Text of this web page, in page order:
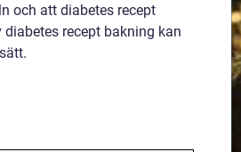
och att diabetes recept
recept bakning kan